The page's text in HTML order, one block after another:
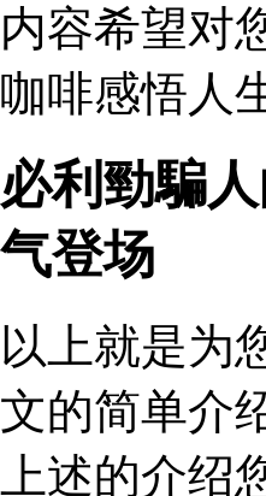
内容希望对
咖啡感悟人
必利勁騙
气登场
以上就是为
文的简单介
上述的介